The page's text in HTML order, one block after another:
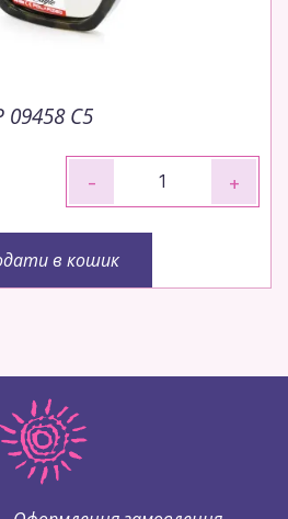
09458 C5
- +
в кошик